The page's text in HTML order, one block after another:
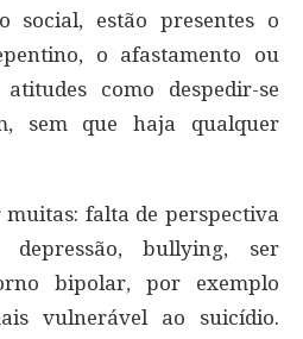
estão presentes o
o afastamento ou
como despedir-se
sem que haja qualquer
muitas: falta de perspectiva
bullying, ser
bipolar, por exemplo
vulnerável ao suicídio.